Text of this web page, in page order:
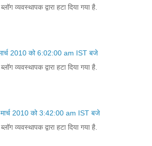
व्यवस्थापक द्वारा हटा दिया गया है.
2010 को 6:02:00 am IST बजे
व्यवस्थापक द्वारा हटा दिया गया है.
मार्च 2010 को 3:42:00 am IST बजे
व्यवस्थापक द्वारा हटा दिया गया है.